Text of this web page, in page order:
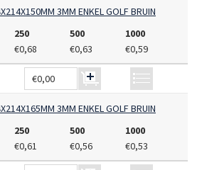
3MM ENKEL GOLF BRUIN
250 500
1000
€0,68 €0,63 €0,59
€0,00
3MM ENKEL GOLF BRUIN
250 500
1000
€0,61 €0,56 €0,53